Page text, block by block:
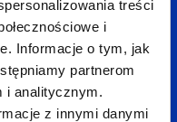
treści
i
Informacje o tym, jak
partnerom
i analitycznym.
z innymi danymi
firmy Wyeth